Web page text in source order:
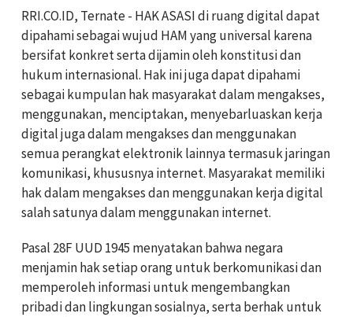
RRI.CO.ID, Ternate - HAK ASASI di ruang digital dapat
dipahami sebagai wujud HAM yang universal karena
bersifat konkret serta dijamin oleh konstitusi dan
hukum internasional. Hak ini juga dapat dipahami
sebagai kumpulan hak masyarakat dalam mengakses,
menggunakan, menciptakan, menyebarluaskan kerja
digital juga dalam mengakses dan menggunakan
semua perangkat elektronik lainnya termasuk jaringan
komunikasi, khususnya internet. Masyarakat memiliki
hak dalam mengakses dan menggunakan kerja digital
salah satunya dalam menggunakan internet.
Pasal 28F UUD 1945 menyatakan bahwa negara
menjamin hak setiap orang untuk berkomunikasi dan
memperoleh informasi untuk mengembangkan
pribadi dan lingkungan sosialnya, serta berhak untuk